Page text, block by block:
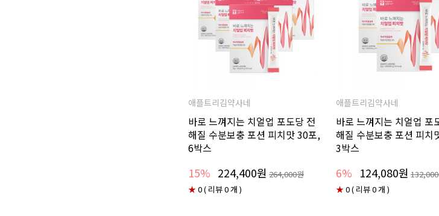
애플트리김약사네
바로 느껴지는 치얼업 포도당 전
해질 수분보충 포션 피치맛 30포,
6박스
15% 224,400원 264,000원
★0 ( 리뷰 0 개 )
애플트리김약사네
바로 느껴지는 치얼업 포
해질 수분보충 포션 피치
3박스
6% 124,080원
★0 ( 리뷰 0 개 )